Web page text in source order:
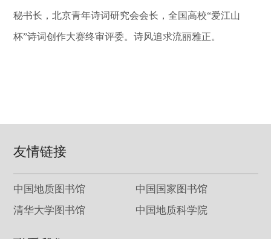
秘书长，北京青年诗词研究会会长，全国高校“爱江山
杯”诗词创作大赛终审评委。诗风追求流丽雅正。
友情链接
中国地质图书馆
中国国家图书馆
清华大学图书馆
中国地质科学院